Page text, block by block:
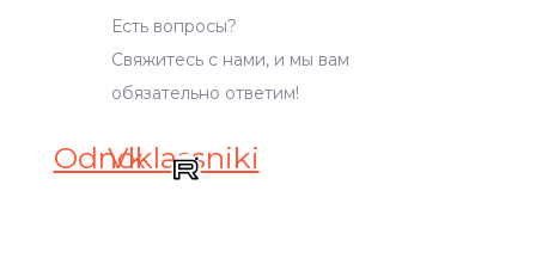
Есть вопросы?
Свяжитесь с нами, и мы вам
обязательно ответим!
Vk
Odnoklassniki